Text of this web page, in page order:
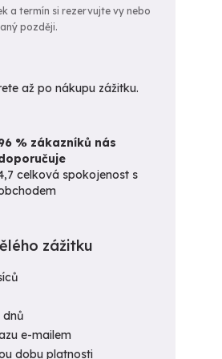
a termín si rezervujte vy nebo
později.
až po nákupu zážitku.
% zákazníků nás
celková spokojenost s
zážitku
dnů
e-mailem
dobu platnosti